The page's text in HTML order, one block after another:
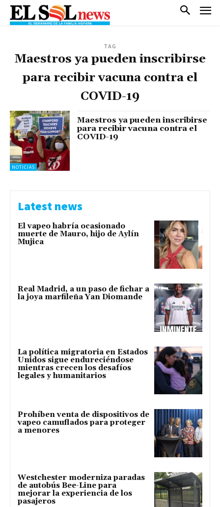
TAG
Maestros ya pueden inscribirse
para recibir vacuna contra el
COVID-19
NOTICIAS
Maestros ya pueden inscribirse
para recibir vacuna contra el
COVID-19
Latest news
El vapeo habría ocasionado
muerte de Mauro, hijo de Aylín
Mujica
Real Madrid, a un paso de fichar a
la joya marfileña Yan Diomande
La política migratoria en Estados
Unidos sigue endureciéndose
mientras crecen los desafíos
legales y humanitarios
Prohíben venta de dispositivos de
vapeo camuflados para proteger
a menores
Westchester moderniza paradas
de autobús Bee-Line para
mejorar la experiencia de los
pasajeros